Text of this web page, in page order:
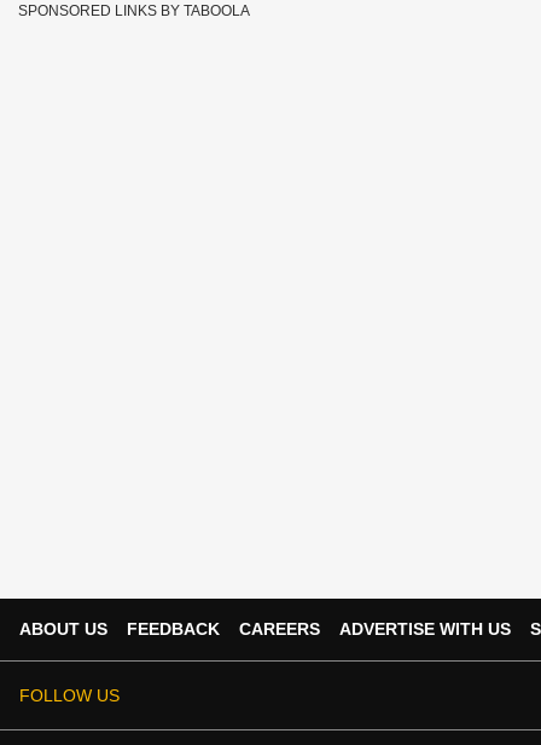
SPONSORED LINKS BY TABOOLA
ABOUT US FEEDBACK CAREERS ADVERTISE WITH US
FOLLOW US